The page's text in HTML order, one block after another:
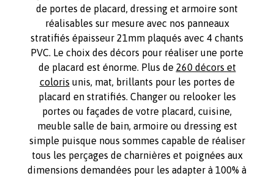
de portes de placard, dressing et armoire sont
réalisables sur mesure avec nos panneaux
stratifiés épaisseur 21mm plaqués avec 4 chants
PVC. Le choix des décors pour réaliser une porte
de placard est énorme. Plus de 260 décors et
coloris unis, mat, brillants pour les portes de
placard en stratifiés. Changer ou relooker les
portes ou façades de votre placard, cuisine,
meuble salle de bain, armoire ou dressing est
simple puisque nous sommes capable de réaliser
tous les perçages de charnières et poignées aux
dimensions demandées pour les adapter à 100% à